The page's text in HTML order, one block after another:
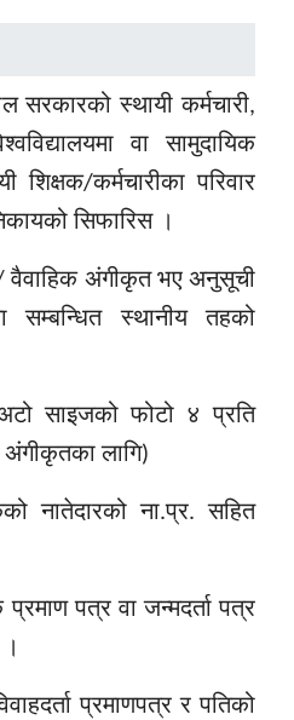
सरकारको स्थायी कर्मचारी,
वा सामुदायिक
शिक्षक/कर्मचारीका परिवार
सिफारिस
।
अंगीकृत भए अनुसूची
सम्बन्धित स्थानीय तहको
साइजको फोटो ४ प्रति
लागि)
नातेदारको ना.प्र. सहित
पत्र वा जन्मदर्ता पत्र
प्रमाणपत्र र पतिको